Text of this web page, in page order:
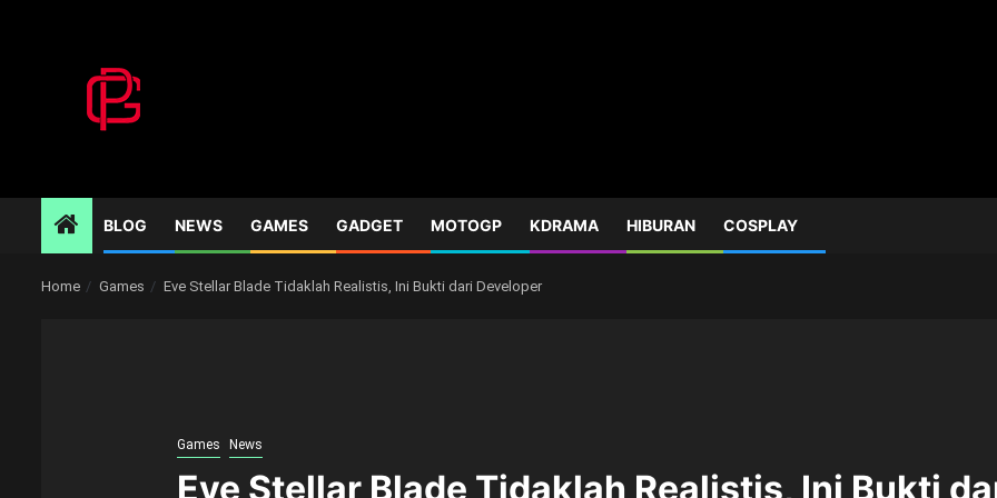
BLOG NEWS GAMES GADGET MOTOGP KDRAMA HIBURAN COSPLAY
Home Games Eve Stellar Blade Tidaklah Realistis, Ini Bukti dari Developer
Games News
Eve Stellar Blade Tidaklah Realistis, Ini Bukti